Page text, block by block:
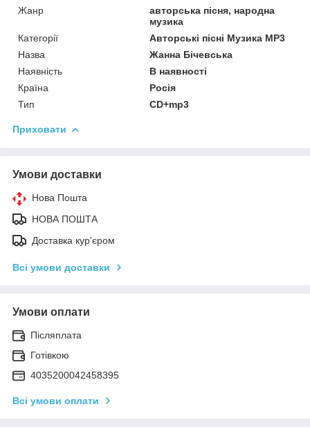
Жанр
авторська пісня, народна
музика
Категорії
Авторські пісні Музика MP3
Назва
Жанна Бічевська
Наявність
В наявності
Країна
Росія
Тип
CD+mp3
Приховати
Умови доставки
Нова Пошта
НОВА ПОШТА
Доставка кур'єром
Всі умови доставки
Умови оплати
Післяплата
Готівкою
4035200042458395
Всі умови оплати